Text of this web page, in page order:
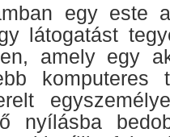
egy este
látogatást
amely egy
komputeres
nyílásba